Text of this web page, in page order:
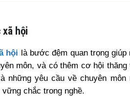
hội
hội là bước đệm quan trọng
môn, và có thêm cơ hội thăng
những yêu cầu về chuyên môn
chắc trong nghề.